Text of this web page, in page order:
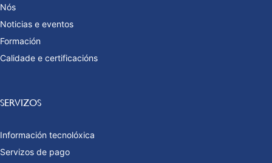
Nós
Noticias e eventos
Formación
Calidade e certificacións
SERVIZOS
Información tecnolóxica
Servizos de pago